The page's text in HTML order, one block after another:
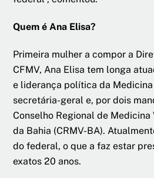
Quem é Ana Elisa?
Primeira mulher a compor a
CFMV, Ana Elisa tem longa
e liderança política da
secretária-geral e, por dois
Conselho Regional de
da Bahia (CRMV-BA).
do federal, o que a faz estar
exatos 20 anos.